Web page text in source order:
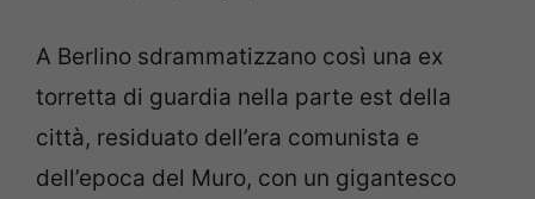
A Berlino sdrammatizzano così una ex
torretta di guardia nella parte est della
città, residuato dell’era comunista e
dell’epoca del Muro, con un gigantesco